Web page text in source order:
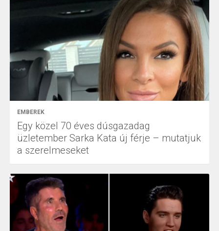
EMBEREK
Egy közel 70 éves dúsgazadag
üzletember Sarka Kata új férje – mutatjuk
a szerelmeseket